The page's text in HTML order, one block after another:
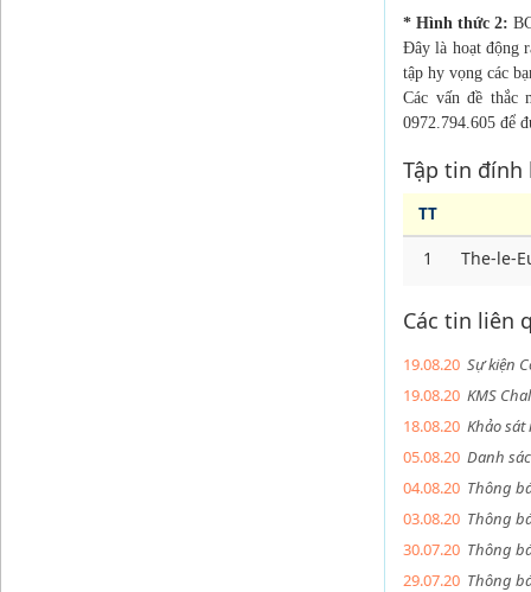
* Hình thức 2:
Đây là hoạt động
tập hy vọng các
Các vấn đề thắc
0972.794.605 để
Tập tin đính
TT
1 The-le-
Các tin liên
19.08.20 Sự kiện
19.08.20 KMS
18.08.20 Khảo
05.08.20 Danh
04.08.20 Thông
03.08.20 Thông
30.07.20 Thông
29.07.20 Thông